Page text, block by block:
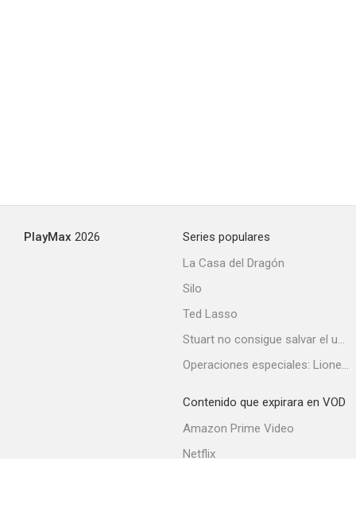
PlayMax 2026
Series populares
La Casa del Dragón
Silo
Ted Lasso
Stuart no consigue salvar el universo
Operaciones especiales: Lioness
Contenido que expirara en VOD
Amazon Prime Video
Netflix